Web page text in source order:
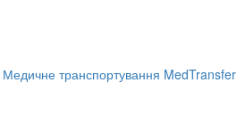
Медичне транспортування MedTransfer